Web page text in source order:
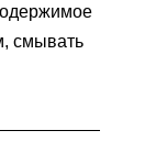
смывать